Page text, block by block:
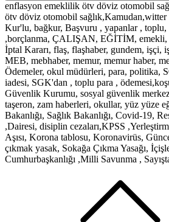
enflasyon emeklilik ötv döviz otomobil
ötv döviz otomobil
Kur'lu, bağkur, Başvuru , yapanlar , toplu,
,borçlanma, ÇALIŞAN, EĞİTİM, emekli,
İptal Kararı, flaş, flaşhaber, gundem, işçi,
MEB, mebhaber, memur, memur haber,
Ödemeler, okul müdürleri, para, politika,
iadesi, SGK'dan , toplu para ,
Güvenlik Kurumu, sosyal güvenlik
taşeron, zam haberleri, okullar, yüz yüze
Bakanlığı, Sağlık Bakanlığı, Covid-19,
,Dairesi, disiplin cezaları,KPSS
Aşısı, Korona tablosu, Koronavirüs,
çıkmak yasak, Sokağa Çıkma Yasağı,
Cumhurbaşkanlığı ,Milli Savunma ,